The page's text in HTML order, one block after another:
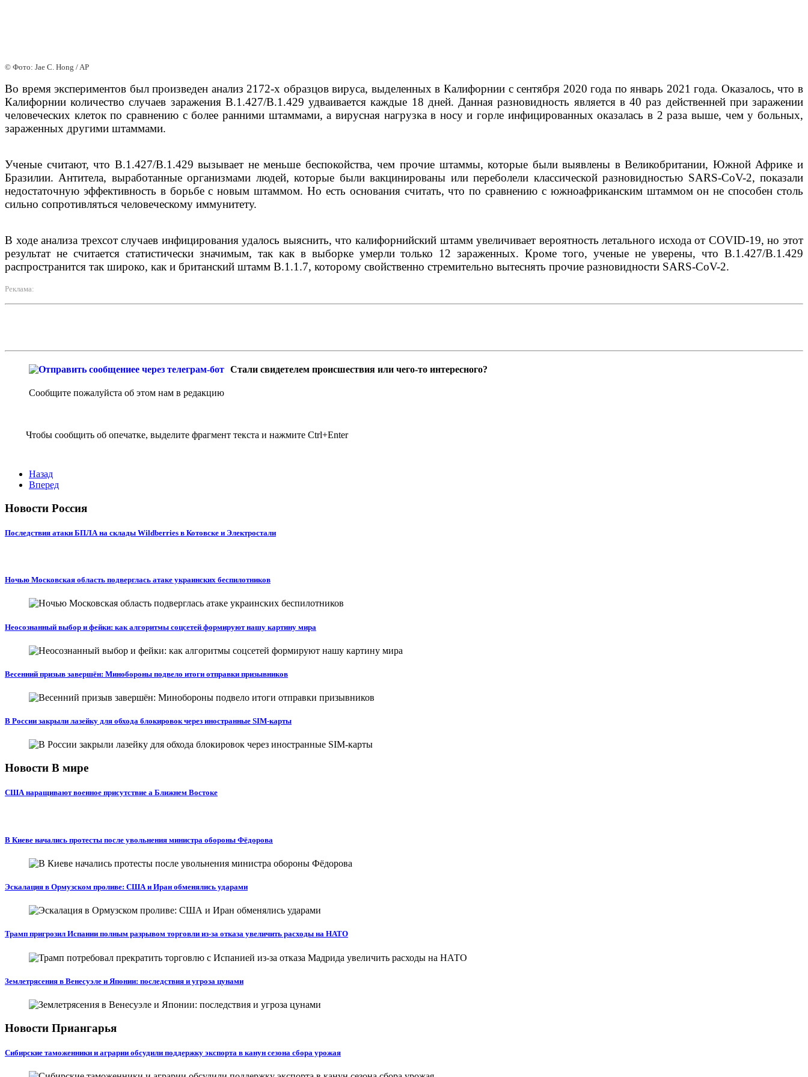
© Фото: Jae C. Hong / AP
Во время экспериментов был произведен анализ 2172-х образцов вируса, выделенных в Калифорнии с сентября 2020 года по январь 2021 года. Оказалось, что в
Калифорнии количество случаев заражения B.1.427/B.1.429 удваивается каждые 18 дней. Данная разновидность является в 40 раз действенней при заражении
человеческих клеток по сравнению с более ранними штаммами, а вирусная нагрузка в носу и горле инфицированных оказалась в 2 раза выше, чем у больных,
зараженных другими штаммами.
Ученые считают, что B.1.427/B.1.429 вызывает не меньше беспокойства, чем прочие штаммы, которые были выявлены в Великобритании, Южной Африке и
Бразилии. Антитела, выработанные организмами людей, которые были вакцинированы или переболели классической разновидностью SARS-CoV-2, показали
недостаточную эффективность в борьбе с новым штаммом. Но есть основания считать, что по сравнению с южноафриканским штаммом он не способен столь
сильно сопротивляться человеческому иммунитету.
В ходе анализа трехсот случаев инфицирования удалось выяснить, что калифорнийский штамм увеличивает вероятность летального исхода от COVID-19, но этот
результат не считается статистически значимым, так как в выборке умерли только 12 зараженных. Кроме того, ученые не уверены, что B.1.427/B.1.429
распространится так широко, как и британский штамм B.1.1.7, которому свойственно стремительно вытеснять прочие разновидности SARS-CoV-2.
Реклама:
Стали свидетелем происшествия или чего-то интересного?
Сообщите пожалуйста об этом нам в редакцию
Чтобы сообщить об опечатке, выделите фрагмент текста и нажмите Ctrl+Enter
Назад
Вперед
Новости Россия
Последствия атаки БПЛА на склады Wildberries в Котовске и Электростали
Ночью Московская область подверглась атаке украинских беспилотников
Неосознанный выбор и фейки: как алгоритмы соцсетей формируют нашу картину мира
Весенний призыв завершён: Минобороны подвело итоги отправки призывников
В России закрыли лазейку для обхода блокировок через иностранные SIM-карты
Новости В мире
США наращивают военное присутствие а Ближнем Востоке
В Киеве начались протесты после увольнения министра обороны Фёдорова
Эскалация в Ормузском проливе: США и Иран обменялись ударами
Трамп пригрозил Испании полным разрывом торговли из‑за отказа увеличить расходы на НАТО
Землетрясения в Венесуэле и Японии: последствия и угроза цунами
Новости Приангарья
Сибирские таможенники и аграрии обсудили поддержку экспорта в канун сезона сбора урожая